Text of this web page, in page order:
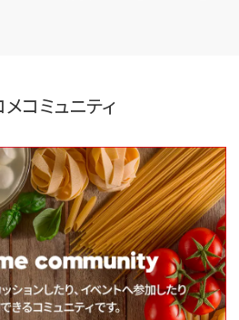
コミュニティ